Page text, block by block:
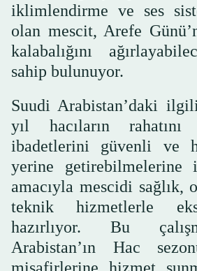
iklimlendirme ve ses
olan mescit, Arefe
kalabalığını
sahip bulunuyor.
Suudi Arabistan’daki
yıl hacıların
ibadetlerini güvenli ve
yerine getirebilmelerine
amacıyla mescidi sağlık,
teknik hizmetlerle
hazırlıyor. Bu
Arabistan’ın Hac